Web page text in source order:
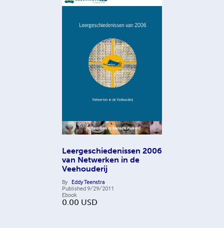
Leergeschiedenissen 2006
van Netwerken in de
Veehouderij
By Eddy Teenstra
Published9/29/2011
Ebook
0.00 USD